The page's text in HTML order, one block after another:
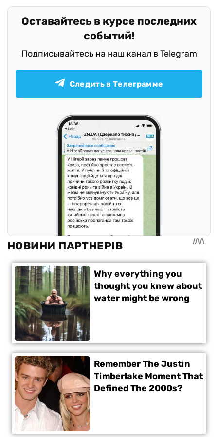
Оставайтесь в курсе последних
событий!
Подписывайтесь на наш канал в Telegram
Следить в Телеграмме